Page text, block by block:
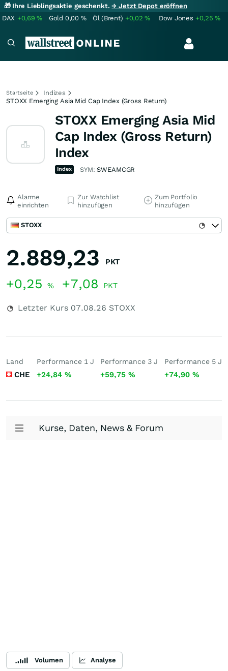
🎁 Ihre Lieblingsaktie geschenkt.→ Jetzt Depot eröffnen
DAX +0,69% Gold 0,00 % Öl (Brent) +0,02% Dow Jones +0,25%
Startseite
Indizes
STOXX Emerging Asia Mid Cap Index (Gross Return)
STOXX Emerging Asia Mid
Cap Index (Gross Return)
Index
Index SYM:SWEAMCGR
Alarme
einrichten
Zur Watchlist
hinzufügen
Zum Portfolio
hinzufügen
STOXX
2.889,23 PKT
+0,25 % +7,08 PKT
Letzter Kurs 07.08.26 STOXX
Land
CHE
Performance 1 J
+24,84 %
Performance 3 J
+59,75%
Performance 5 J
+74,90 %
Kurse, Daten, News & Forum
Volumen Analyse